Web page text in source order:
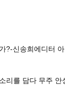
?-신송희에디터
리를 담다 무주 안